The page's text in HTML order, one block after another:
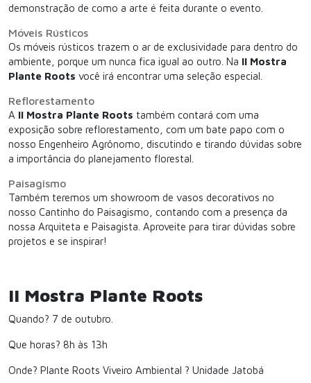
demonstração de como a arte é feita durante o evento.
Móveis Rústicos
Os móveis rústicos trazem o ar de exclusividade para dentro do
ambiente, porque um nunca fica igual ao outro. Na II Mostra
Plante Roots você irá encontrar uma seleção especial.
Reflorestamento
A II Mostra Plante Roots também contará com uma
exposição sobre reflorestamento, com um bate papo com o
nosso Engenheiro Agrônomo, discutindo e tirando dúvidas sobre
a importância do planejamento florestal.
Paisagismo
Também teremos um showroom de vasos decorativos no
nosso Cantinho do Paisagismo, contando com a presença da
nossa Arquiteta e Paisagista. Aproveite para tirar dúvidas sobre
projetos e se inspirar!
II Mostra Plante Roots
Quando? 7 de outubro.
Que horas? 8h às 13h
Onde? Plante Roots Viveiro Ambiental ? Unidade Jatobá